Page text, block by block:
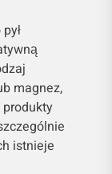
magnez,
istnieje